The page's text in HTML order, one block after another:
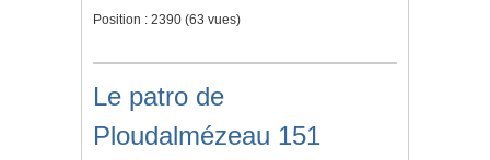
Position : 2390 (63 vues)
Le patro de
Ploudalmézeau 151